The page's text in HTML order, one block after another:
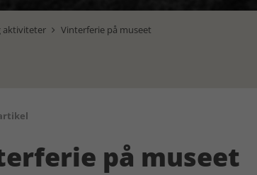
aktiviteter  Vinterferie på museet
på museet